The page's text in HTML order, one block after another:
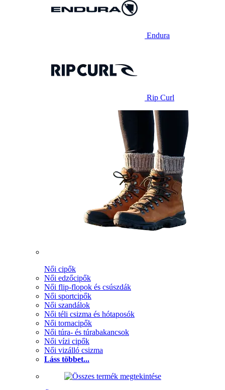
Endura
Rip Curl
Női cipők
Női edzőcipők
Női flip-flopok és csúszdák
Női sportcipők
Női szandálok
Női téli csizma és hótaposók
Női tornacipők
Női túra- és túrabakancsok
Női vízi cipők
Női vizálló csizma
Láss többet...